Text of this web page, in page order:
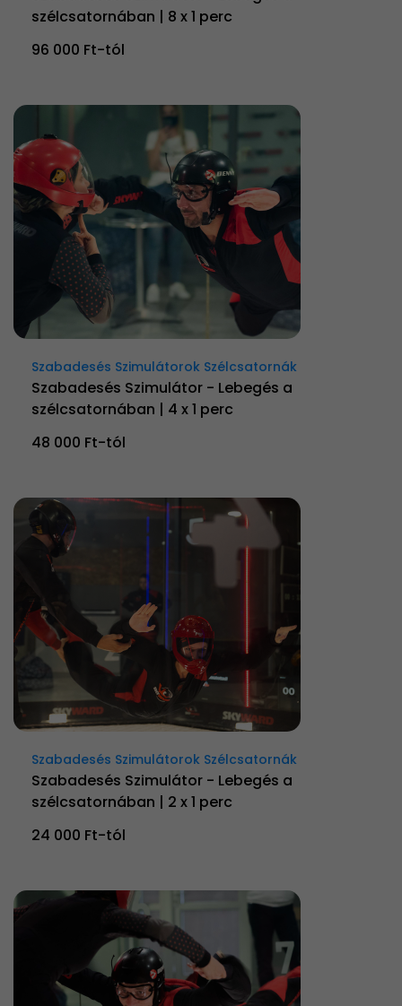
szélcsatornában | 8 x 1 perc
96 000 Ft-tól
Szabadesés Szimulátorok Szélcsatornák
Szabadesés Szimulátor - Lebegés a
szélcsatornában | 4 x 1 perc
48 000 Ft-tól
Szabadesés Szimulátorok Szélcsatornák
Szabadesés Szimulátor - Lebegés a
szélcsatornában | 2 x 1 perc
24 000 Ft-tól